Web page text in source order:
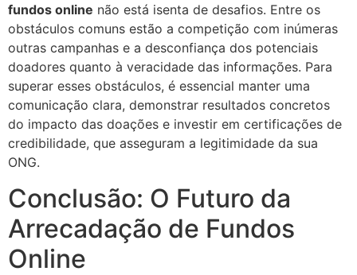
fundos online não está isenta de desafios. Entre os
obstáculos comuns estão a competição com inúmeras
outras campanhas e a desconfiança dos potenciais
doadores quanto à veracidade das informações. Para
superar esses obstáculos, é essencial manter uma
comunicação clara, demonstrar resultados concretos
do impacto das doações e investir em certificações de
credibilidade, que asseguram a legitimidade da sua
ONG.
Conclusão: O Futuro da
Arrecadação de Fundos
Online